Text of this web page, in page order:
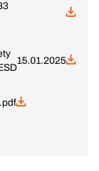
15.01.2025